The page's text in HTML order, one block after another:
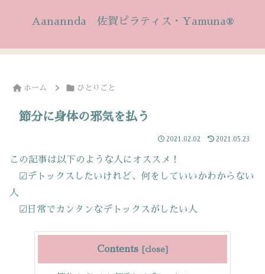
Aanannda 佐賀ピラティス・Yamuna®
ホーム ひとりごと
節分に身体の邪気を払う
2021.02.02 2021.05.23
この記事は以下のような人にオススメ！
☑デトックスしたいけれど、何をしていいかわからない
人
☑日常でカンタンなデトックスがしたい人
Contents